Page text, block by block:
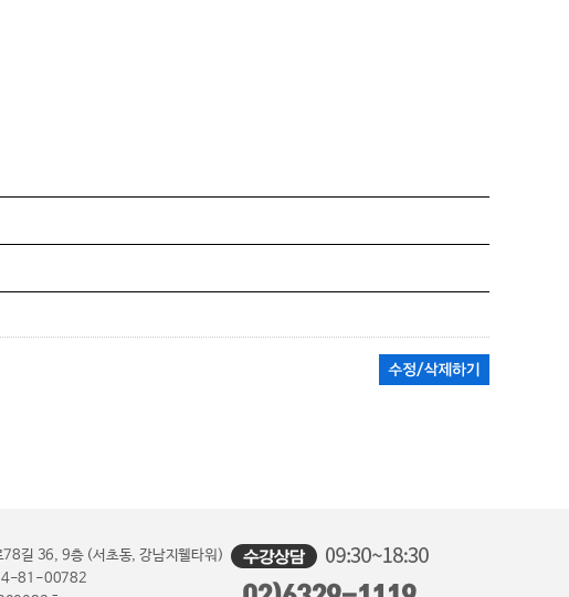
36, 9층 (서초동, 강남지웰타워)
81-00782